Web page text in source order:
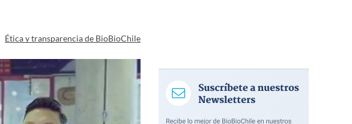
Ética y transparencia de BioBioChile